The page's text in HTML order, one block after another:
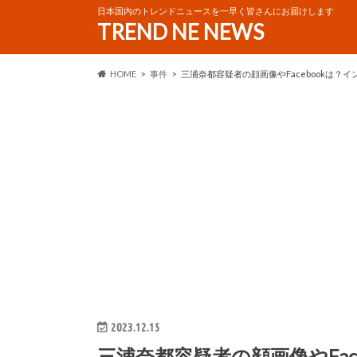
日本国内のトレンドニュースを一早く皆さんにお届けします
TREND NE NEWS
HOME 事件 三浦奈都容疑者の顔画像やFacebookは？イ
2023.12.15